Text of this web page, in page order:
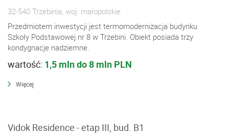
32-540 Trzebinia, woj. małopolskie
Przedmiotem inwestycji jest termomodernizacja budynku
Szkoły Podstawowej nr 8 w Trzebini. Obiekt posiada trzy
kondygnacje nadziemne.
wartość: 1,5 mln do 8 mln PLN
Więcej
Vidok Residence - etap III, bud. B1